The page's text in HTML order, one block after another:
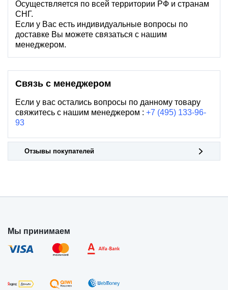
Осуществляется по всей территории РФ и странам
СНГ.
Если у Вас есть индивидуальные вопросы по
доставке Вы можете связаться с нашим
менеджером.
Связь с менеджером
Если у вас остались вопросы по данному товару
свяжитесь с нашим менеджером : +7 (495) 133-96-
93
Отзывы покупателей
Мы принимаем